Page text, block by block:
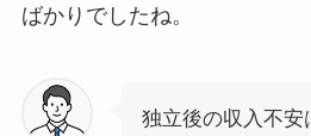
ばかりでしたね。
独立後の収入不安